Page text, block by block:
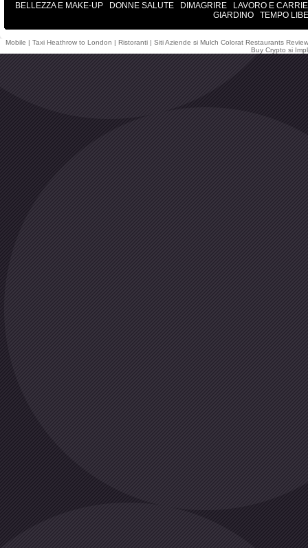
BELLEZZA E MAKE-UP DONNE SALUTE DIMAGRIRE
LAVORO E
GIARDINO
TEMPO
Mobile | Taxi Heathrow to London | Ristoranti | Siti Aziende si Mulch Colorat Restaurants
Buy Crypto si